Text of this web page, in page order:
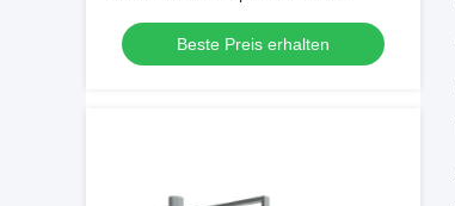
Legierungsmaterialien
Beste Preis erhalten